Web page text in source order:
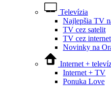
Televízia
Najlepšia TV
TV cez satelit
TV cez internet
Novinky na
Internet +
Internet + TV
Ponuka Love